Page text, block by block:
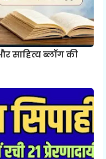
साहित्य ब्लॉग की